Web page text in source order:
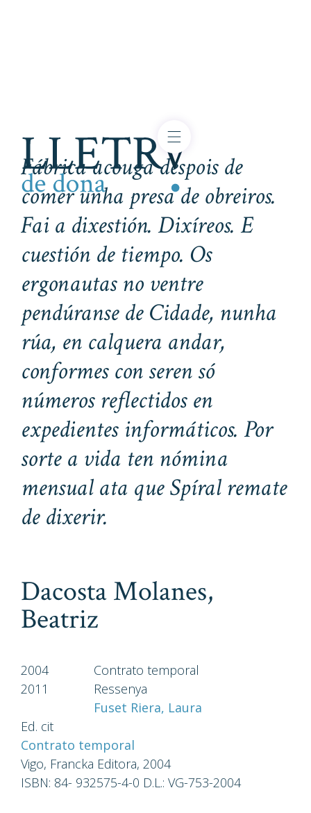
Fábrica acouga despois de
comer unha presa de obreiros.
Fai a dixestión. Dixíreos. E
cuestión de tiempo. Os
ergonautas no ventre
pendúranse de Cidade, nunha
rúa, en calquera andar,
conformes con seren só
números reflectidos en
expedientes informáticos. Por
sorte a vida ten nómina
mensual ata que Spíral remate
de dixerir.
Dacosta Molanes,
Beatriz
2004
Contrato temporal
2011
Ressenya
Fuset Riera, Laura
Ed. cit
Contrato temporal
Vigo, Francka Editora, 2004
ISBN: 84- 932575-4-0 D.L.: VG-753-2004